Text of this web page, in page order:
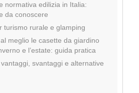
normativa edilizia in Italia:
da conoscere
turismo rurale e glamping
meglio le casette da giardino
e l’estate: guida pratica
svantaggi e alternative